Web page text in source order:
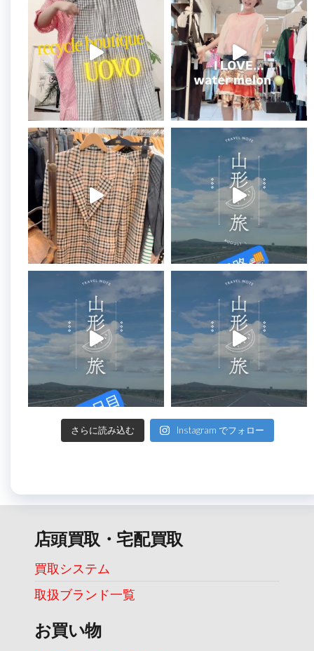
さらに読み込む Instagram でフォロー
店頭買取・宅配買取
買取システム
取扱ブランド一覧
お買い物